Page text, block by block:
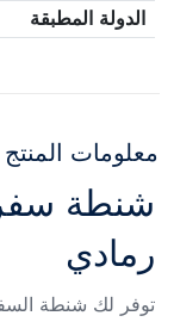
الدولة المطبقة
معلومات المنتج
شنطة
رمادي
توفر لك شنطة